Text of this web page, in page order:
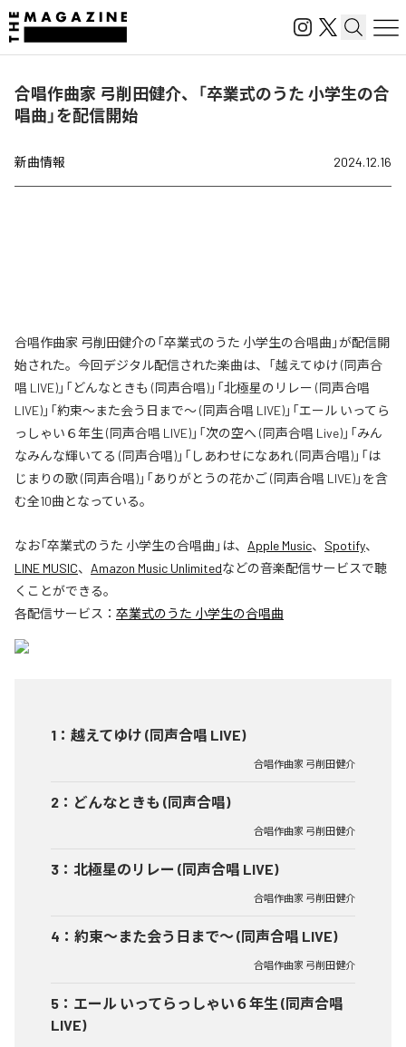
合唱作曲家 弓削田健介、「卒業式のうた 小学生の合
唱曲」を配信開始
新曲情報 2024.12.16
合唱作曲家 弓削田健介の「卒業式のうた 小学生の合唱曲」が配信開
始された。今回デジタル配信された楽曲は、「越えてゆけ (同声合
唱 LIVE)」「どんなときも (同声合唱)」「北極星のリレー (同声合唱
LIVE)」「約束～また会う日まで～ (同声合唱 LIVE)」「エール いってら
っしゃい６年生 (同声合唱 LIVE)」「次の空へ (同声合唱 Live)」「みん
なみんな輝いてる (同声合唱)」「しあわせになあれ (同声合唱)」「は
じまりの歌 (同声合唱)」「ありがとうの花かご (同声合唱 LIVE)」を含
む全10曲となっている。
なお「卒業式のうた 小学生の合唱曲 」は、 Apple Music、 Spotify、
LINE MUSIC、 Amazon Music Unlimitedなどの音楽配信サービスで聴
くことができる。
各配信サービス： 卒業式のうた 小学生の合唱曲
1 ： 越えてゆけ (同声合唱 LIVE)
合唱作曲家 弓削田健介
2 ： どんなときも (同声合唱)
合唱作曲家 弓削田健介
3 ： 北極星のリレー (同声合唱 LIVE)
合唱作曲家 弓削田健介
4 ： 約束～また会う日まで～ (同声合唱 LIVE)
合唱作曲家 弓削田健介
5 ： エール いってらっしゃい６年生 (同声合唱
LIVE)